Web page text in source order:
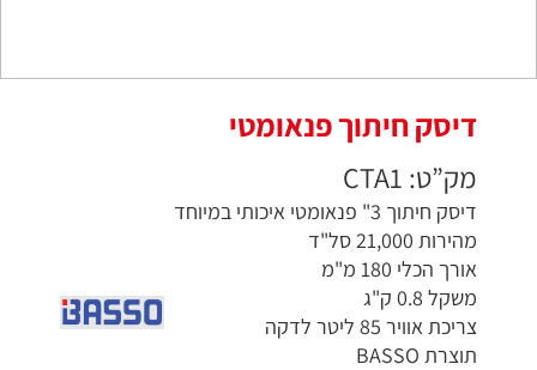
דיסק חיתוך פנאומטי
מק”ט: CTA1
דיסק חיתוך 3" פנאומטי איכותי במיוחד
מהירות 21,000 סל"ד
אורך הכלי 180 מ"מ
משקל 0.8 ק"ג
צריכת אוויר 85 ליטר לדקה
תוצרת BASSO